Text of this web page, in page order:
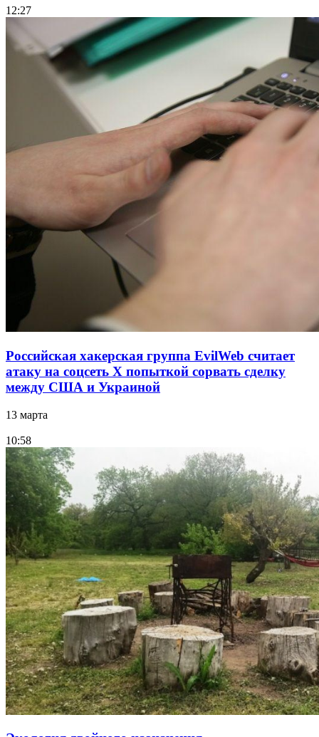
12:27
Российская хакерская группа EvilWeb считает
атаку на соцсеть Х попыткой сорвать сделку
между США и Украиной
13 марта
10:58